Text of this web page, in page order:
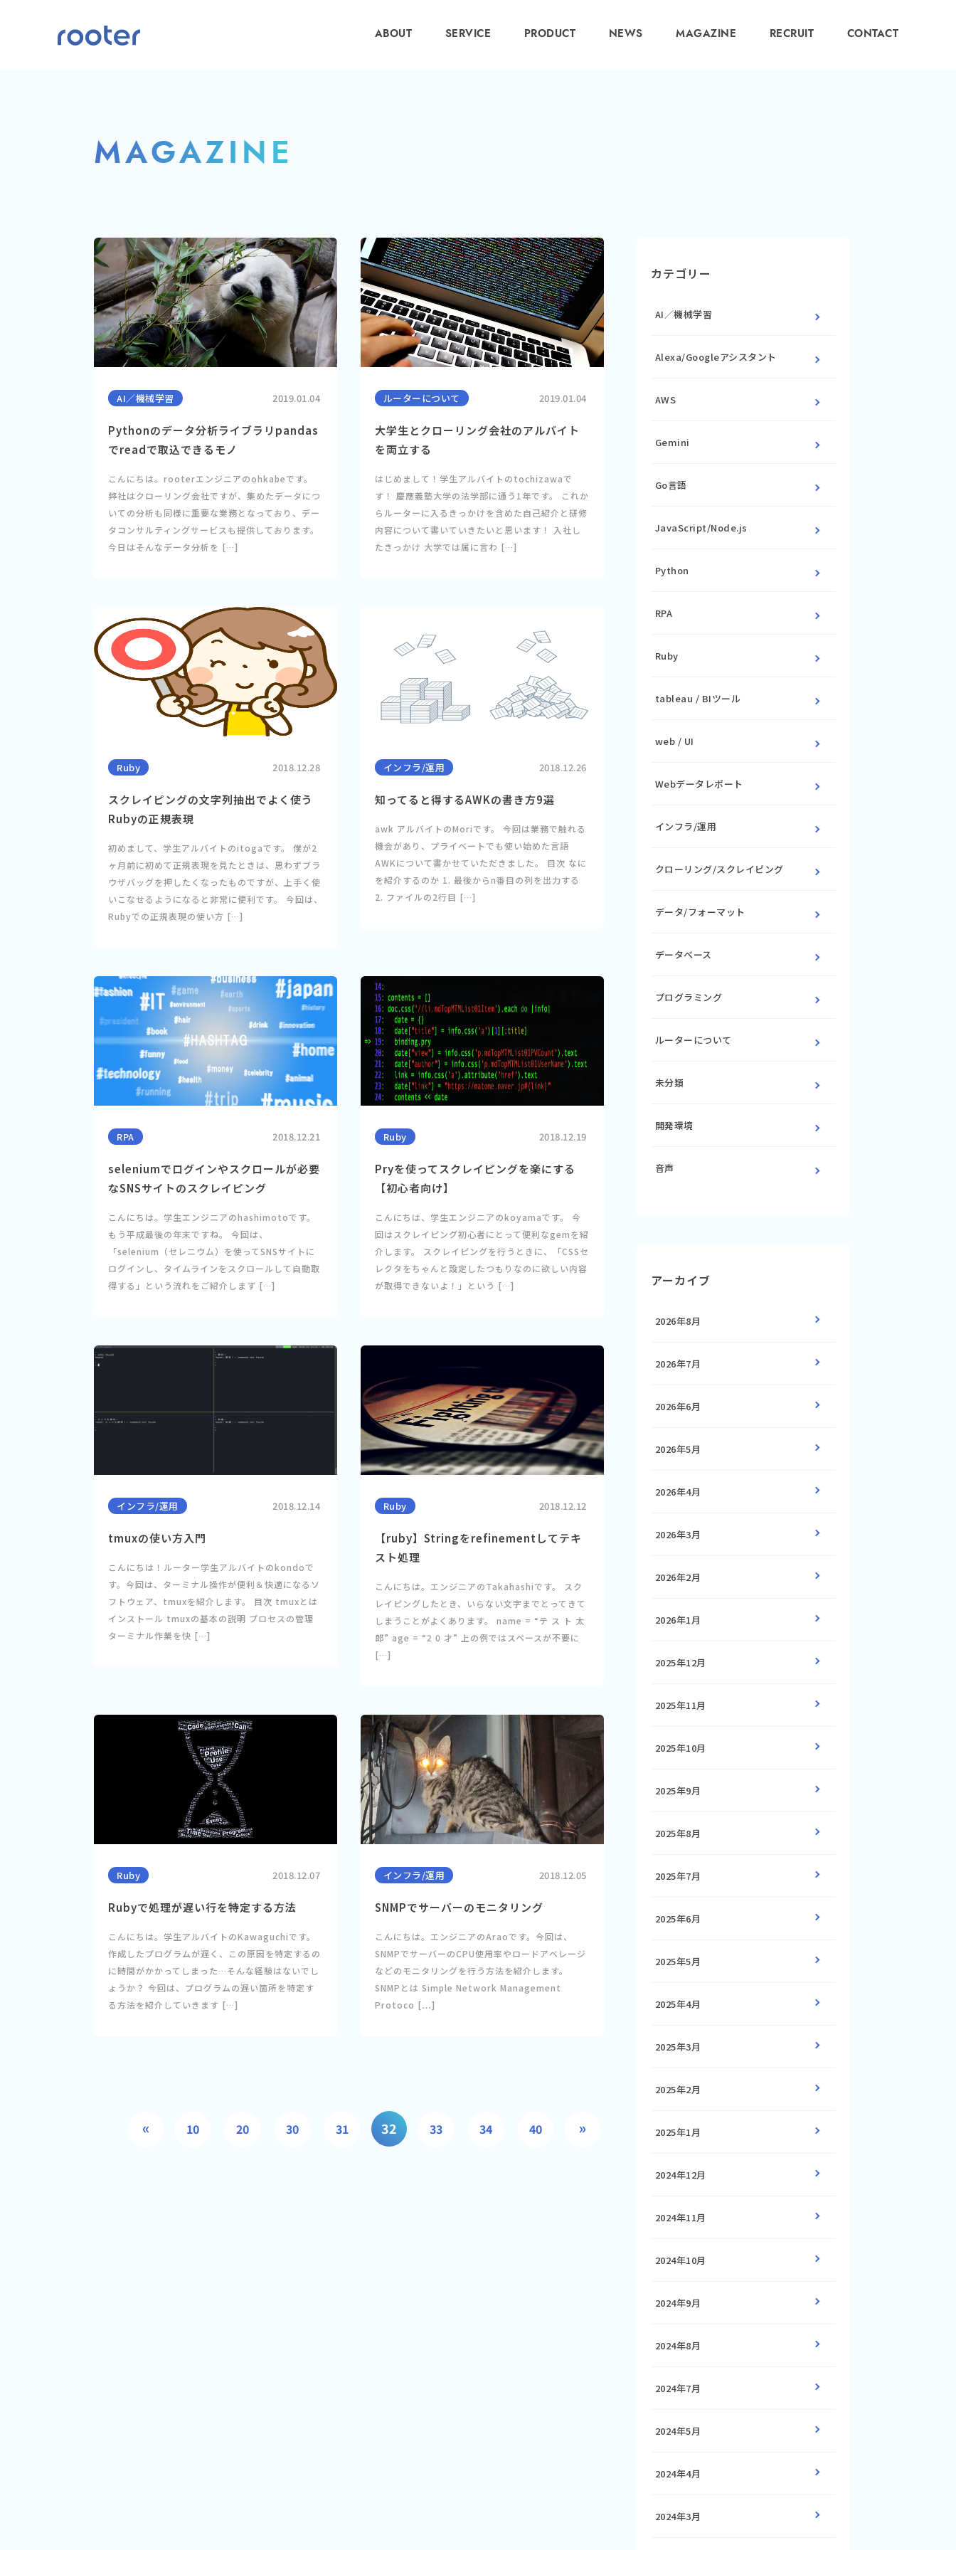
ABOUT SERVICE PRODUCT NEWS MAGAZINE RECRUIT CONTACT
MAGAZINE
AI／機械学習 2019.01.04
Pythonのデータ分析ライブラリpandas
でreadで取込できるモノ
こんにちは。rooterエンジニアのohkabeです。
弊社はクローリング会社ですが、集めたデータにつ
いての分析も同様に重要な業務となっており、デー
タコンサルティングサービスも提供しております。
今日はそんなデータ分析を […]
ルーターについて 2019.01.04
大学生とクローリング会社のアルバイト
を両立する
はじめまして！学生アルバイトのtochizawaで
す！ 慶應義塾大学の法学部に通う1年です。 これか
らルーターに入るきっかけを含めた自己紹介と研修
内容について書いていきたいと思います！ 入社し
たきっかけ 大学では属に言わ […]
Ruby 2018.12.28
スクレイピングの文字列抽出でよく使う
Rubyの正規表現
初めまして、学生アルバイトのitogaです。 僕が2
ヶ月前に初めて正規表現を見たときは、思わずブラ
ウザバッグを押したくなったものですが、上手く使
いこなせるようになると非常に便利です。 今回は、
Rubyでの正規表現の使い方 […]
インフラ/運用 2018.12.26
知ってると得するAWKの書き方9選
awk アルバイトのMoriです。 今回は業務で触れる
機会があり、プライベートでも使い始めた言語
AWKについて書かせていただきました。 目次 なに
を紹介するのか 1. 最後からn番目の列を出力する
2. ファイルの2行目 […]
RPA 2018.12.21
seleniumでログインやスクロールが必要
なSNSサイトのスクレイピング
こんにちは。学生エンジニアのhashimotoです。
もう平成最後の年末ですね。 今回は、
「selenium（セレニウム）を使ってSNSサイトに
ログインし、タイムラインをスクロールして自動取
得する」という流れをご紹介します […]
Ruby 2018.12.19
Pryを使ってスクレイピングを楽にする
【初心者向け】
こんにちは、学生エンジニアのkoyamaです。 今
回はスクレイピング初心者にとって便利なgemを紹
介します。 スクレイピングを行うときに、「CSSセ
レクタをちゃんと設定したつもりなのに欲しい内容
が取得できないよ！」という […]
インフラ/運用 2018.12.14
tmuxの使い方入門
こんにちは！ルーター学生アルバイトのkondoで
す。今回は、ターミナル操作が便利＆快適になるソ
フトウェア、tmuxを紹介します。 目次 tmuxとは
インストール tmuxの基本の説明 プロセスの管理
ターミナル作業を快 […]
Ruby 2018.12.12
【ruby】Stringをrefinementしてテキ
スト処理
こんにちは。エンジニアのTakahashiです。 スク
レイピングしたとき、いらない文字までとってきて
しまうことがよくあります。 name = “テ ス ト 太
郎” age = “2 0 才” 上の例ではスペースが不要に
[…]
Ruby 2018.12.07
Rubyで処理が遅い行を特定する方法
こんにちは。学生アルバイトのKawaguchiです。
作成したプログラムが遅く、この原因を特定するの
に時間がかかってしまった…そんな経験はないでし
ょうか？ 今回は、プログラムの遅い箇所を特定す
る方法を紹介していきます […]
インフラ/運用 2018.12.05
SNMPでサーバーのモニタリング
こんにちは。エンジニアのAraoです。今回は、
SNMPでサーバーのCPU使用率やロードアベレージ
などのモニタリングを行う方法を紹介します。
SNMPとは Simple Network Management
Protoco […]
« 10 20 30 31 32 33 34 40 »
カテゴリー
AI／機械学習
Alexa/Googleアシスタント
AWS
Gemini
Go言語
JavaScript/Node.js
Python
RPA
Ruby
tableau / BIツール
web / UI
Webデータレポート
インフラ/運用
クローリング/スクレイピング
データ/フォーマット
データベース
プログラミング
ルーターについて
未分類
開発環境
音声
アーカイブ
2026年8月
2026年7月
2026年6月
2026年5月
2026年4月
2026年3月
2026年2月
2026年1月
2025年12月
2025年11月
2025年10月
2025年9月
2025年8月
2025年7月
2025年6月
2025年5月
2025年4月
2025年3月
2025年2月
2025年1月
2024年12月
2024年11月
2024年10月
2024年9月
2024年8月
2024年7月
2024年5月
2024年4月
2024年3月